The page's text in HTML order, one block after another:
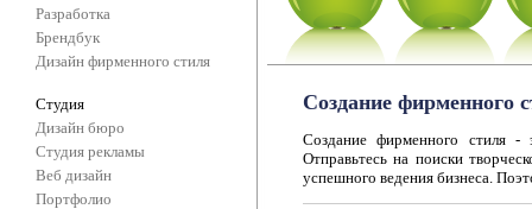
Разработка
Брендбук
Дизайн фирменного стиля
Студия
Дизайн бюро
Студия рекламы
Веб дизайн
Портфолио
Создание фирменного
Создание фирменного стиля -
Отправьтесь на поиски
успешного ведения бизнеса.